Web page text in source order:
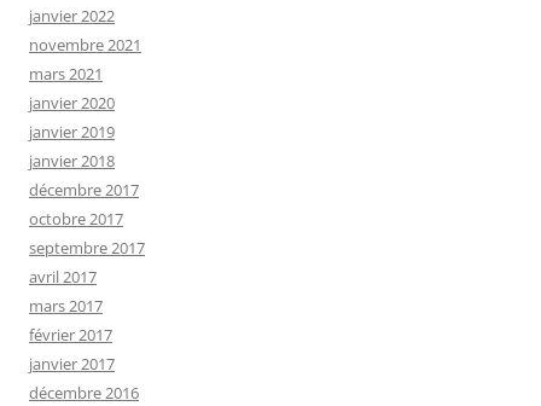
janvier 2022
novembre 2021
mars 2021
janvier 2020
janvier 2019
janvier 2018
décembre 2017
octobre 2017
septembre 2017
avril 2017
mars 2017
février 2017
janvier 2017
décembre 2016